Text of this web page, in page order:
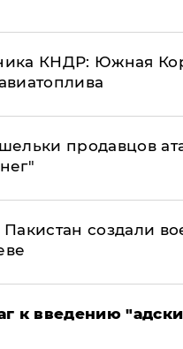
КНДР: Южная
продавцов
создали
к введению